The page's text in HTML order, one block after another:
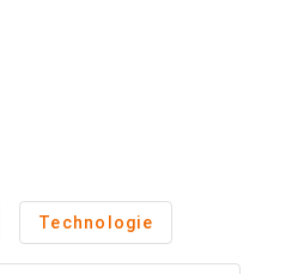
Technologie